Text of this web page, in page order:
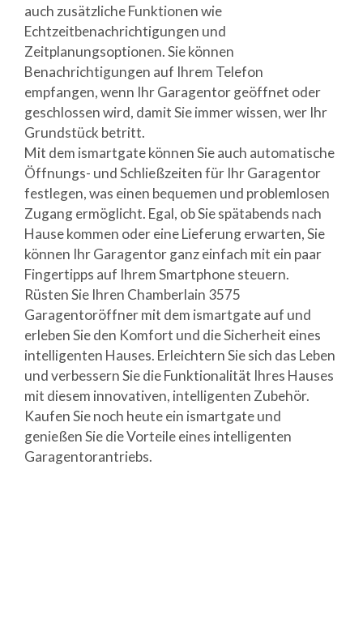
auch zusätzliche Funktionen wie
Echtzeitbenachrichtigungen und
Zeitplanungsoptionen. Sie können
Benachrichtigungen auf Ihrem Telefon
empfangen, wenn Ihr Garagentor geöffnet oder
geschlossen wird, damit Sie immer wissen, wer Ihr
Grundstück betritt.
Mit dem ismartgate können Sie auch automatische
Öffnungs- und Schließzeiten für Ihr Garagentor
festlegen, was einen bequemen und problemlosen
Zugang ermöglicht. Egal, ob Sie spätabends nach
Hause kommen oder eine Lieferung erwarten, Sie
können Ihr Garagentor ganz einfach mit ein paar
Fingertipps auf Ihrem Smartphone steuern.
Rüsten Sie Ihren Chamberlain 3575
Garagentoröffner mit dem ismartgate auf und
erleben Sie den Komfort und die Sicherheit eines
intelligenten Hauses. Erleichtern Sie sich das Leben
und verbessern Sie die Funktionalität Ihres Hauses
mit diesem innovativen, intelligenten Zubehör.
Kaufen Sie noch heute ein ismartgate und
genießen Sie die Vorteile eines intelligenten
Garagentorantriebs.